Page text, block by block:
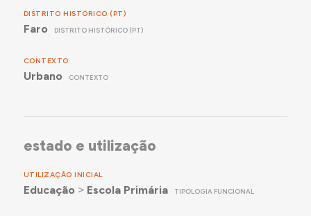
DISTRITO HISTÓRICO (PT)
Faro DISTRITO HISTÓRICO (PT)
CONTEXTO
Urbano CONTEXTO
estado e utilização
UTILIZAÇÃO INICIAL
Educação ˃ Escola Primária TIPOLOGIA FUNCIONAL